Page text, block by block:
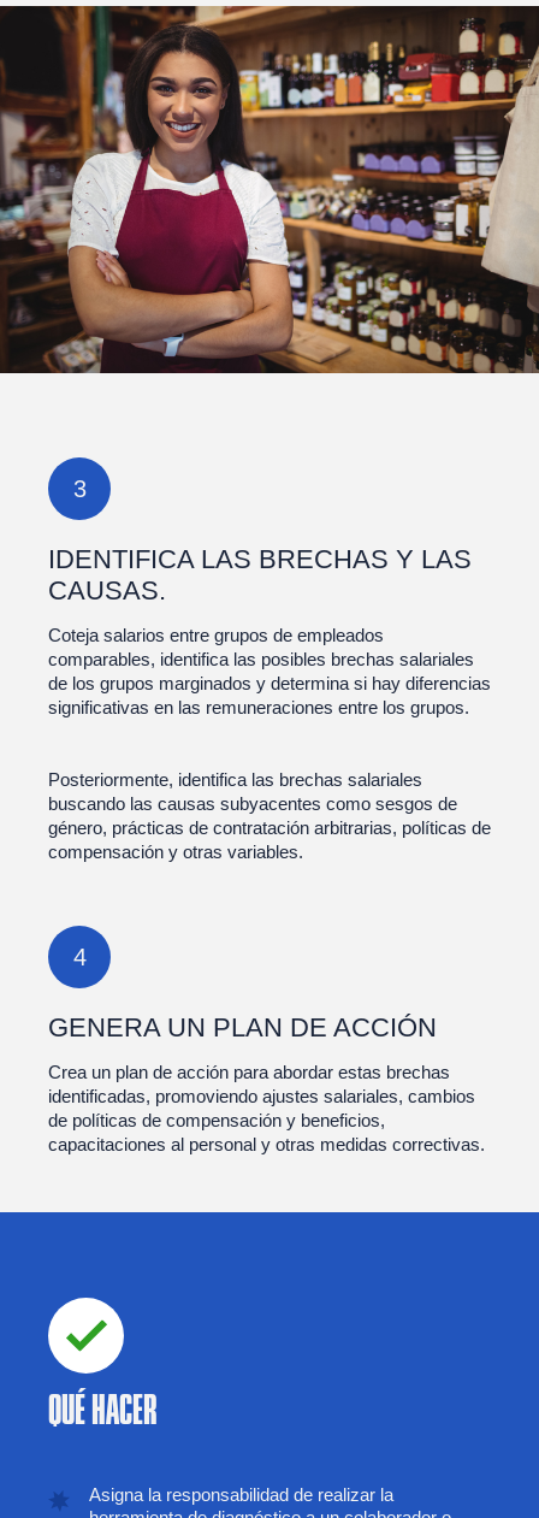
3
IDENTIFICA LAS BRECHAS Y LAS
CAUSAS.
Coteja salarios entre grupos de empleados
comparables, identifica las posibles brechas salariales
de los grupos marginados y determina si hay diferencias
significativas en las remuneraciones entre los grupos.
Posteriormente, identifica las brechas salariales
buscando las causas subyacentes como sesgos de
género, prácticas de contratación arbitrarias, políticas de
compensación y otras variables.
4
GENERA UN PLAN DE ACCIÓN
Crea un plan de acción para abordar estas brechas
identificadas, promoviendo ajustes salariales, cambios
de políticas de compensación y beneficios,
capacitaciones al personal y otras medidas correctivas.
QUÉ HACER
Asigna la responsabilidad de realizar la